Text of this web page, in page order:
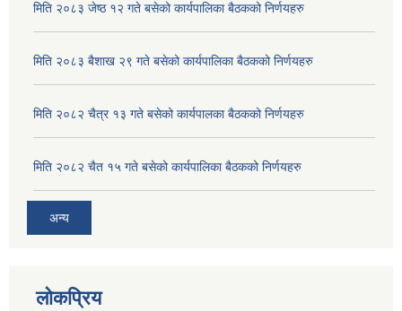
मिति २०८३ जेष्ठ १२ गते बसेको कार्यपालिका बैठकको निर्णयहरु
मिति २०८३ बैशाख २९ गते बसेको कार्यपालिका बैठकको निर्णयहरु
मिति २०८२ चैत्र १३ गते बसेको कार्यपालका बैठकको निर्णयहरु
मिति २०८२ चैत १५ गते बसेको कार्यपालिका बैठकको निर्णयहरु
अन्य
लोकप्रिय